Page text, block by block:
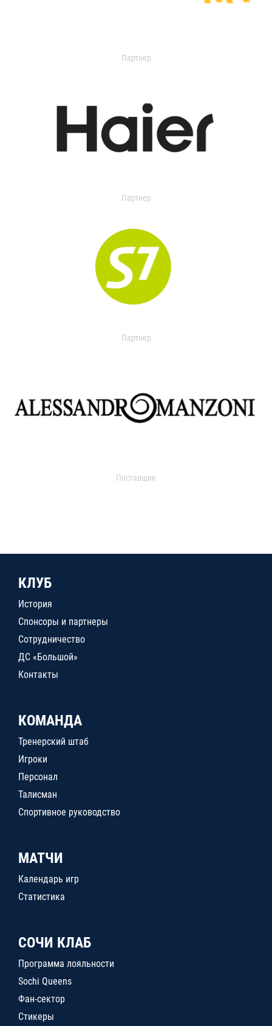
Партнер
Партнер
Партнер
Поставщик
КЛУБ
История
Спонсоры и партнеры
Сотрудничество
ДС «Большой»
Контакты
КОМАНДА
Тренерский штаб
Игроки
Персонал
Талисман
Спортивное руководство
МАТЧИ
Календарь игр
Статистика
СОЧИ КЛАБ
Программа лояльности
Sochi Queens
Фан-сектор
Стикеры